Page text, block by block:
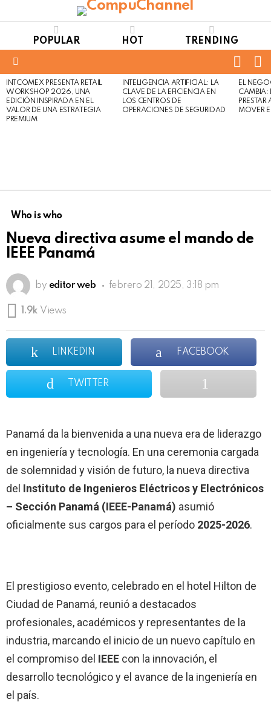
POPULAR HOT TRENDING
LATEST
STORIES
INTCOMEX PRESENTA RETAIL
WORKSHOP 2026, UNA
EDICIÓN INSPIRADA EN EL
VALOR DE UNA ESTRATEGIA
PREMIUM
INTELIGENCIA ARTIFICIAL: LA
CLAVE DE LA EFICIENCIA EN
LOS CENTROS DE
OPERACIONES DE SEGURIDAD
EL
CAMBIA:
MOVER
Who is who
Nueva directiva asume el mando de
IEEE Panamá
by editor web febrero 21, 2025, 3:18 pm
1.9k Views
LINKEDIN FACEBOOK
TWITTER
Panamá da la bienvenida a una nueva era de liderazgo
en ingeniería y tecnología. En una ceremonia cargada
de solemnidad y visión de futuro, la nueva directiva
del Instituto de Ingenieros Eléctricos y Electrónicos
– Sección Panamá (IEEE-Panamá) asumió
oficialmente sus cargos para el período 2025-2026.
El prestigioso evento, celebrado en el hotel Hilton de
Ciudad de Panamá, reunió a destacados
profesionales, académicos y representantes de la
industria, marcando el inicio de un nuevo capítulo en
el compromiso del IEEE con la innovación, el
desarrollo tecnológico y el avance de la ingeniería en
el país.